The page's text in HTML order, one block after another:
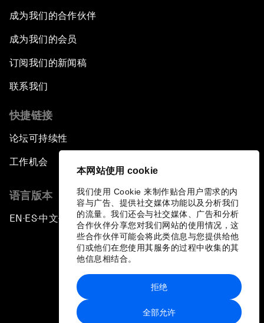
本网站使用 cookie
我们使用 Cookie 来制作贴合用户需求的内
容与广告、提供社交媒体功能以及分析我们
的流量。我们还会与社交媒体、广告和分析
合作伙伴分享您对我们网站的使用情况，这
些合作伙伴可能会将此类信息与您提供给他
们或他们在您使用其服务的过程中收集的其
他信息相结合。
全部允许
拒绝
成为我们的合作伙伴
成为我们的会员
订阅我们的新闻稿
联系我们
快捷链接
论坛可持续性
工作机会
语言版本
EN ▪ES▪中文▪ 日本語
站点地图